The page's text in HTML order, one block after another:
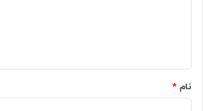
نام *